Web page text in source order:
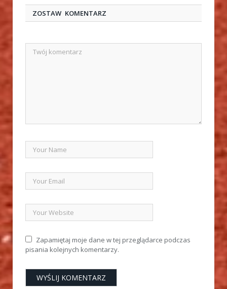
ZOSTAW KOMENTARZ
Zapamiętaj moje dane w tej przeglądarce podczas
pisania kolejnych komentarzy.